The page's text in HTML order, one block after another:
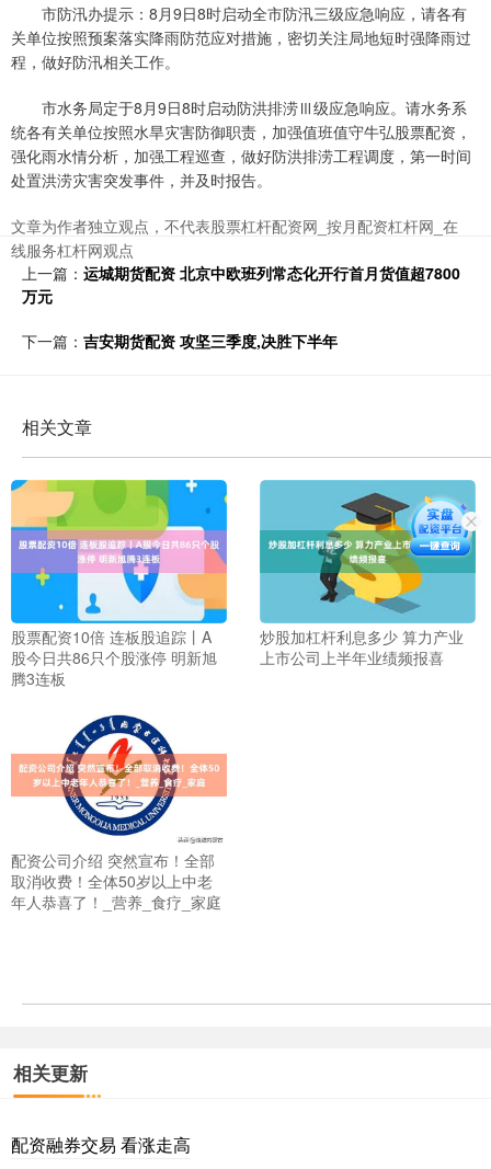
市防汛办提示：8月9日8时启动全市防汛三级应急响应，请各有
关单位按照预案落实降雨防范应对措施，密切关注局地短时强降雨过
程，做好防汛相关工作。
市水务局定于8月9日8时启动防洪排涝Ⅲ级应急响应。请水务系
统各有关单位按照水旱灾害防御职责，加强值班值守牛弘股票配资，
强化雨水情分析，加强工程巡查，做好防洪排涝工程调度，第一时间
处置洪涝灾害突发事件，并及时报告。
文章为作者独立观点，不代表股票杠杆配资网_按月配资杠杆网_在
线服务杠杆网观点
上一篇： 运城期货配资 北京中欧班列常态化开行首月货值超7800
万元
下一篇： 吉安期货配资 攻坚三季度,决胜下半年
相关文章
股票配资10倍 连板股追踪丨A
股今日共86只个股涨停 明新旭
腾3连板
炒股加杠杆利息多少 算力产业
上市公司上半年业绩频报喜
配资公司介绍 突然宣布！全部
取消收费！全体50岁以上中老
年人恭喜了！_营养_食疗_家庭
相关更新
配资融券交易 看涨走高